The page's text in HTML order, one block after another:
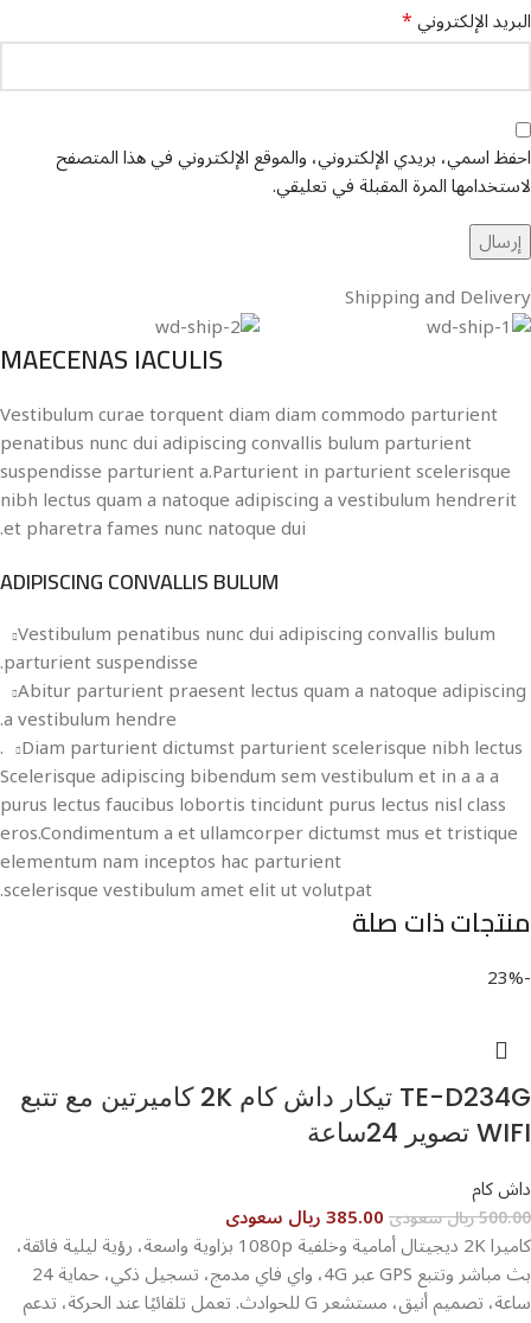
البريد الإلكتروني*
احفظ اسمي، بريدي الإلكتروني، والموقع الإلكتروني في هذا المتصفح
لاستخدامها المرة المقبلة في تعليقي.
Shipping and Delivery
MAECENAS IACULIS
Vestibulum curae torquent diam diam commodo parturient
penatibus nunc dui adipiscing convallis bulum parturient
suspendisse parturient a.Parturient in parturient scelerisque
nibh lectus quam a natoque adipiscing a vestibulum hendrerit
et pharetra fames nunc natoque dui.
ADIPISCING CONVALLIS BULUM
Vestibulum penatibus nunc dui adipiscing convallis bulum
parturient suspendisse.
Abitur parturient praesent lectus quam a natoque adipiscing
a vestibulum hendre.
Diam parturient dictumst parturient scelerisque nibh lectus.
Scelerisque adipiscing bibendum sem vestibulum et in a a a
purus lectus faucibus lobortis tincidunt purus lectus nisl class
eros.Condimentum a et ullamcorper dictumst mus et tristique
elementum nam inceptos hac parturient
scelerisque vestibulum amet elit ut volutpat.
منتجات ذات صلة
-23%
TE-D234G تيكار داش كام 2K كاميرتين مع تتبع
WIFI تصوير 24ساعة
داش كام
500.00 ريال سعودى 385.00 ريال سعودى
كاميرا 2K ديجيتال أمامية وخلفية 1080p بزاوية واسعة، رؤية ليلية فائقة،
بث مباشر وتتبع GPS عبر 4G، واي فاي مدمج، تسجيل ذكي، حماية 24
ساعة، تصميم أنيق، مستشعر G للحوادث. تعمل تلقائيًا عند الحركة، تدعم